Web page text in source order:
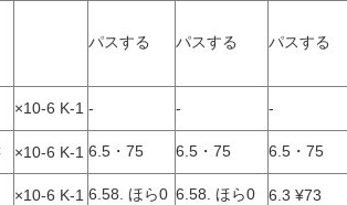
パスする パスする パスする
×10-6 K-1 - - -
×10-6 K-1 6.5・75 6.5・75 6.5・75
×10-6 K-1 6.58. ほら0 6.58. ほら0 6.3 ¥73